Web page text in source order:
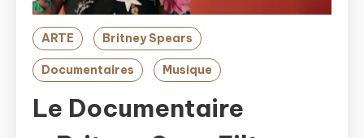
ARTE Britney Spears
Documentaires Musique
Le Documentaire